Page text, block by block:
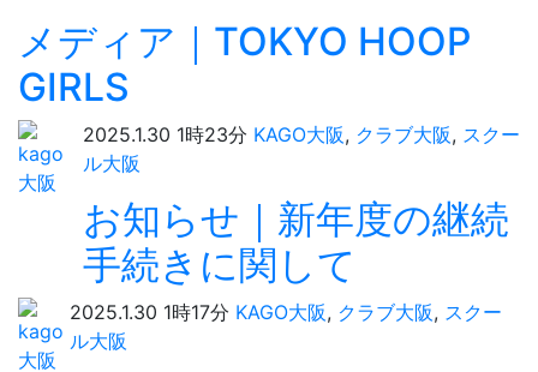
メディア｜TOKYO HOOP
GIRLS
2025.1.30 1時23分 KAGO大阪, クラブ大阪, スクー
ル大阪
お知らせ｜新年度の継続
手続きに関して
2025.1.30 1時17分 KAGO大阪, クラブ大阪, スクー
ル大阪